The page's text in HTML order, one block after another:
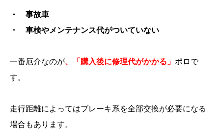
・ 事故車
・ 車検やメンテナンス代がついていない
一番厄介なのが、「購入後に修理代がかかる」 ポロで
す。
走行距離によってはブレーキ系を全部交換が必要になる
場合もあります。